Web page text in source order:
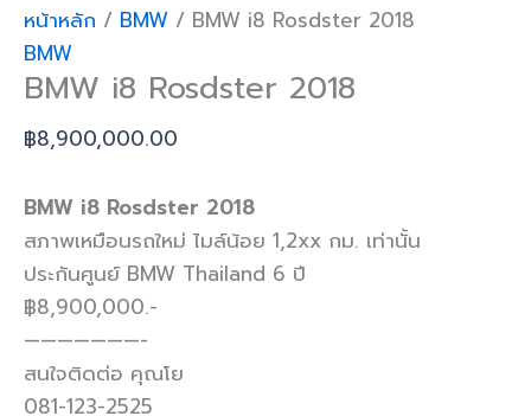
หน้าหลัก / BMW / BMW i8 Rosdster 2018
BMW
BMW i8 Rosdster 2018
฿8,900,000.00
BMW i8 Rosdster 2018
สภาพเหมือนรถใหม่ ไมล์น้อย 1,2xx กม. เท่านั้น
ประกันศูนย์ BMW Thailand 6 ปี
฿8,900,000.-
———————-
สนใจติดต่อ คุณโย
081-123-2525